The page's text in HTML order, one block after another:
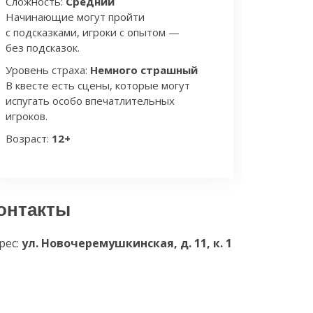
Начинающие могут пройти
с подсказками, игроки с опытом —
без подсказок.
Уровень страха: Немного страшный
В квесте есть сцены, которые могут
испугать особо впечатлительных
игроков.
Возраст: 12+
ул. Новочеремушкинская, д. 11, к. 1